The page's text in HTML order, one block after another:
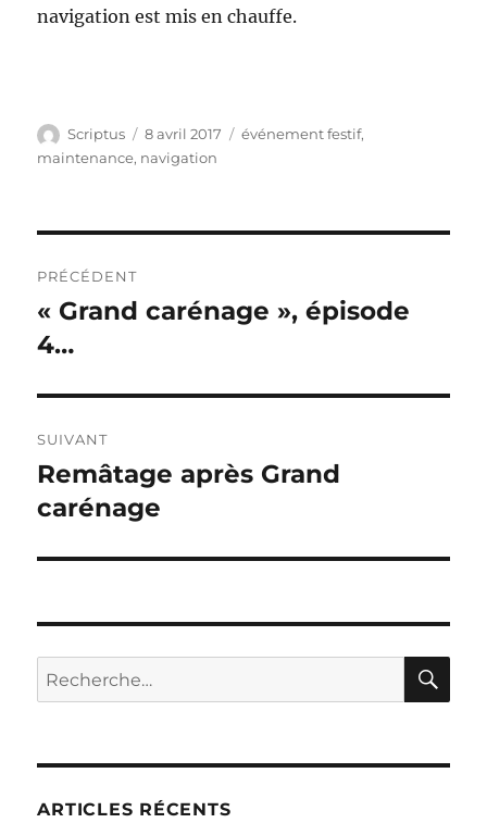
navigation est mis en chauffe.
Auteur
Scriptus
Publié
le
8 avril 2017 Catégories
événement festif,
maintenance, navigation
de
l’article
PRÉCÉDENT
Publication
précédente :
« Grand carénage », épisode
4…
SUIVANT
Publication
suivante :
Remâtage après Grand
carénage
Recherche
pour :
ARTICLES RÉCENTS